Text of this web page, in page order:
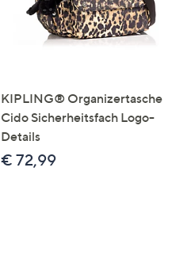
KIPLING® Organizertasche
Cido Sicherheitsfach Logo-
Details
€ 72,99